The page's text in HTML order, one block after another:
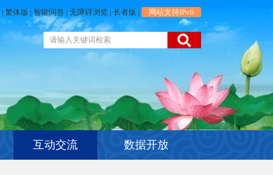
| 繁体版 | 智能问答 | 无障碍浏览 | 长者版 | 网站支持IPv6
互动交流 数据开放